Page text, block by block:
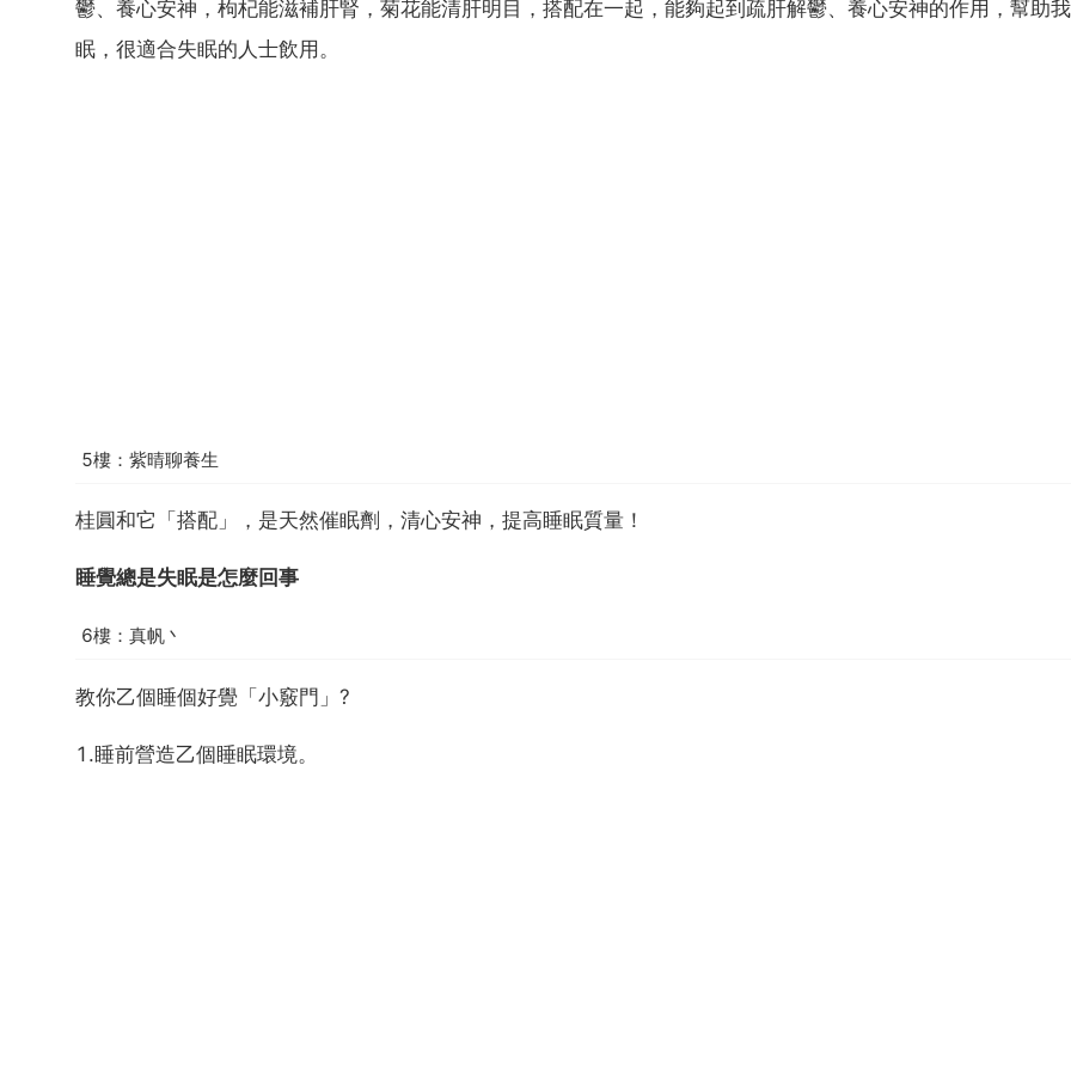
鬱、養心安神，枸杞能滋補肝腎，菊花能清肝明目，搭配在一起，能夠起到疏肝解鬱、養心安神的作用，幫助
眠，很適合失眠的人士飲用。
5樓：紫晴聊養生
桂圓和它「搭配」，是天然催眠劑，清心安神，提高睡眠質量！
睡覺總是失眠是怎麼回事
6樓：真帆丶
教你乙個睡個好覺「小竅門」?
1.睡前營造乙個睡眠環境。